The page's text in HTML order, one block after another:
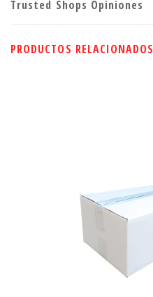
Trusted Shops Opiniones
PRODUCTOS RELACIONADOS